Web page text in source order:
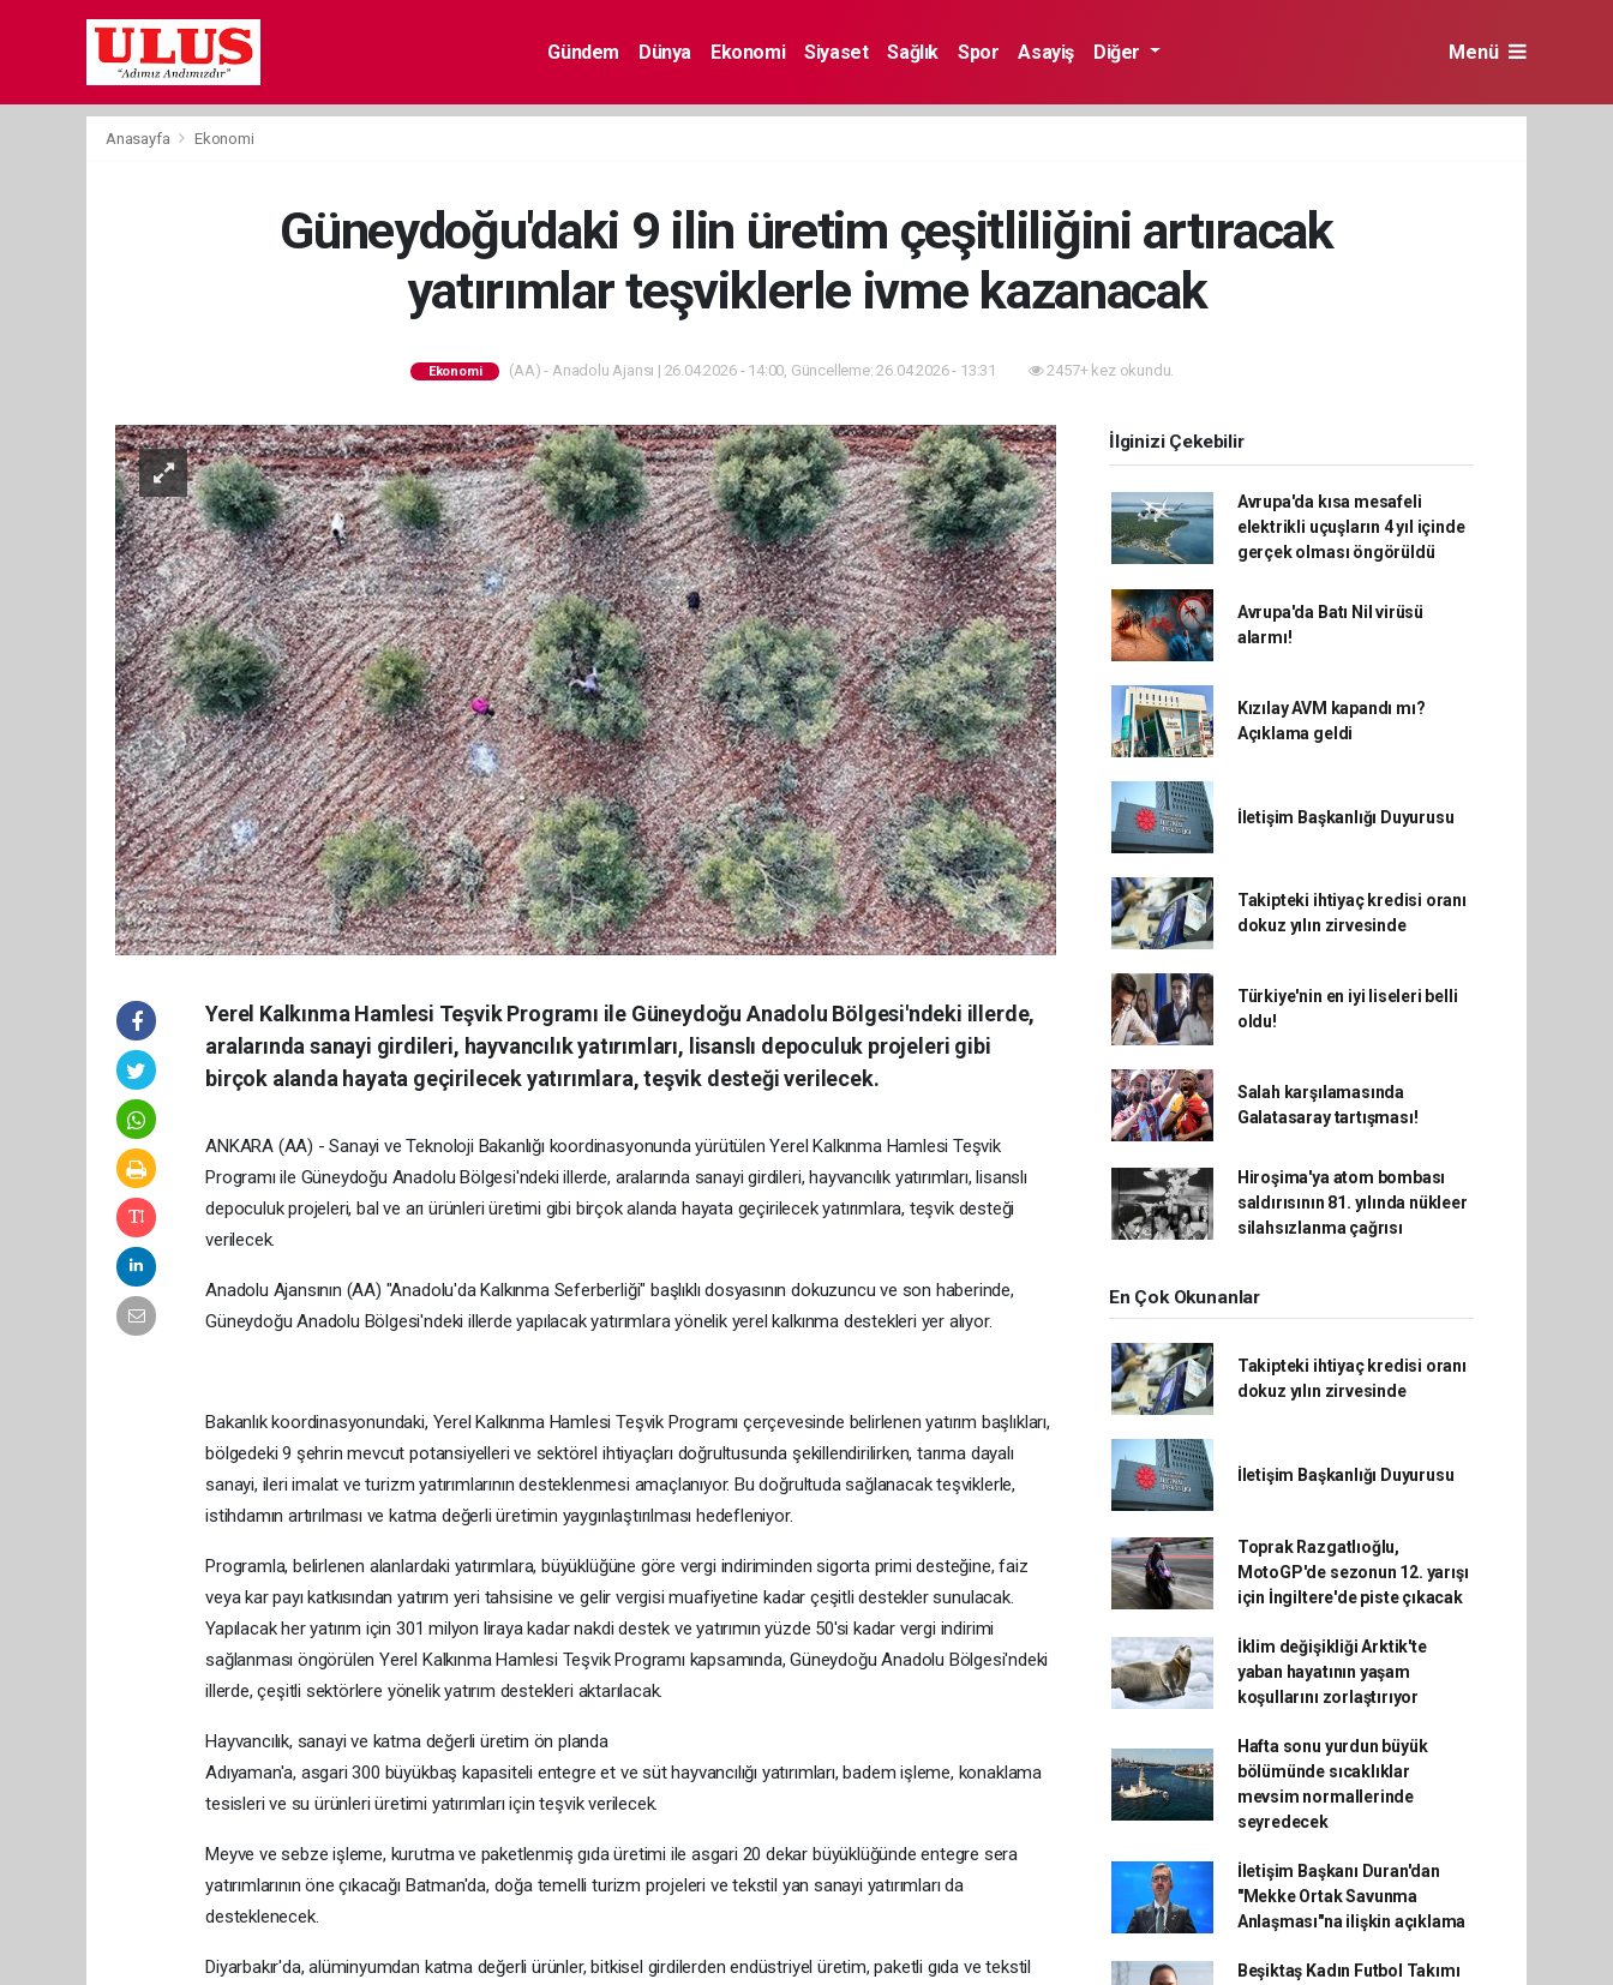
Gündem Dünya Ekonomi Siyaset Sağlık Spor Asayiş Diğer Menü
Anasayfa Ekonomi
Güneydoğu'daki 9 ilin üretim çeşitliliğini artıracak
yatırımlar teşviklerle ivme kazanacak
Ekonomi (AA) - Anadolu Ajansı | 26.04.2026 - 14:00, Güncelleme: 26.04.2026 - 13:31 2457+ kez okundu.
Yerel Kalkınma Hamlesi Teşvik Programı ile Güneydoğu Anadolu Bölgesi'ndeki illerde,
aralarında sanayi girdileri, hayvancılık yatırımları, lisanslı depoculuk projeleri gibi
birçok alanda hayata geçirilecek yatırımlara, teşvik desteği verilecek.
ANKARA (AA) - Sanayi ve Teknoloji Bakanlığı koordinasyonunda yürütülen Yerel Kalkınma Hamlesi Teşvik
Programı ile Güneydoğu Anadolu Bölgesi'ndeki illerde, aralarında sanayi girdileri, hayvancılık yatırımları, lisanslı
depoculuk projeleri, bal ve arı ürünleri üretimi gibi birçok alanda hayata geçirilecek yatırımlara, teşvik desteği
verilecek.
Anadolu Ajansının (AA) "Anadolu'da Kalkınma Seferberliği" başlıklı dosyasının dokuzuncu ve son haberinde,
Güneydoğu Anadolu Bölgesi'ndeki illerde yapılacak yatırımlara yönelik yerel kalkınma destekleri yer alıyor.
Bakanlık koordinasyonundaki, Yerel Kalkınma Hamlesi Teşvik Programı çerçevesinde belirlenen yatırım başlıkları,
bölgedeki 9 şehrin mevcut potansiyelleri ve sektörel ihtiyaçları doğrultusunda şekillendirilirken, tarıma dayalı
sanayi, ileri imalat ve turizm yatırımlarının desteklenmesi amaçlanıyor. Bu doğrultuda sağlanacak teşviklerle,
istihdamın artırılması ve katma değerli üretimin yaygınlaştırılması hedefleniyor.
Programla, belirlenen alanlardaki yatırımlara, büyüklüğüne göre vergi indiriminden sigorta primi desteğine, faiz
veya kar payı katkısından yatırım yeri tahsisine ve gelir vergisi muafiyetine kadar çeşitli destekler sunulacak.
Yapılacak her yatırım için 301 milyon liraya kadar nakdi destek ve yatırımın yüzde 50'si kadar vergi indirimi
sağlanması öngörülen Yerel Kalkınma Hamlesi Teşvik Programı kapsamında, Güneydoğu Anadolu Bölgesi'ndeki
illerde, çeşitli sektörlere yönelik yatırım destekleri aktarılacak.
Hayvancılık, sanayi ve katma değerli üretim ön planda
Adıyaman'a, asgari 300 büyükbaş kapasiteli entegre et ve süt hayvancılığı yatırımları, badem işleme, konaklama
tesisleri ve su ürünleri üretimi yatırımları için teşvik verilecek.
Meyve ve sebze işleme, kurutma ve paketlenmiş gıda üretimi ile asgari 20 dekar büyüklüğünde entegre sera
yatırımlarının öne çıkacağı Batman'da, doğa temelli turizm projeleri ve tekstil yan sanayi yatırımları da
desteklenecek.
Diyarbakır'da, alüminyumdan katma değerli ürünler, bitkisel girdilerden endüstriyel üretim, paketli gıda ve tekstil
İlginizi Çekebilir
Avrupa'da kısa mesafeli
elektrikli uçuşların 4 yıl içinde
gerçek olması öngörüldü
Avrupa'da Batı Nil virüsü
alarmı!
Kızılay AVM kapandı mı?
Açıklama geldi
İletişim Başkanlığı Duyurusu
Takipteki ihtiyaç kredisi oranı
dokuz yılın zirvesinde
Türkiye'nin en iyi liseleri belli
oldu!
Salah karşılamasında
Galatasaray tartışması!
Hiroşima'ya atom bombası
saldırısının 81. yılında nükleer
silahsızlanma çağrısı
En Çok Okunanlar
Takipteki ihtiyaç kredisi oranı
dokuz yılın zirvesinde
İletişim Başkanlığı Duyurusu
Toprak Razgatlıoğlu,
MotoGP'de sezonun 12. yarışı
için İngiltere'de piste çıkacak
İklim değişikliği Arktik'te
yaban hayatının yaşam
koşullarını zorlaştırıyor
Hafta sonu yurdun büyük
bölümünde sıcaklıklar
mevsim normallerinde
seyredecek
İletişim Başkanı Duran'dan
"Mekke Ortak Savunma
Anlaşması"na ilişkin açıklama
Beşiktaş Kadın Futbol Takımı